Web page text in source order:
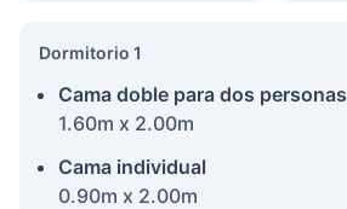
Dormitorio 1
Cama doble para dos personas
1.60m x 2.00m
Cama individual
0.90m x 2.00m